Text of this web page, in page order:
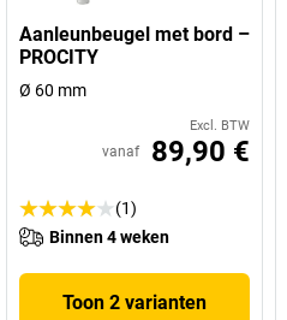
Aanleunbeugel met bord –
PROCITY
Ø 60 mm
Excl. BTW
vanaf 89,90 €
(1)
Binnen 4 weken
Toon 2 varianten